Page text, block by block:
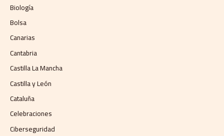
Biología
Bolsa
Canarias
Cantabria
Castilla La Mancha
Castilla y León
Cataluña
Celebraciones
Ciberseguridad